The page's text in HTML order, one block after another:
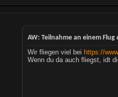
AW: Teilnahme an einem Flug
Wir fliegen viel bei https://
Wenn du da auch fliegst, idt